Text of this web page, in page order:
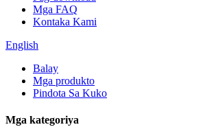
Mga FAQ
Kontaka Kami
English
Balay
Mga produkto
Pindota Sa Kuko
Mga kategoriya